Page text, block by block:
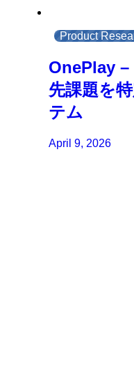
Product
OnePlay
先課題を
テム
April 9, 2026